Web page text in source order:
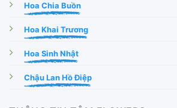
Hoa Chia Buồn
Hoa Khai Trương
Hoa Sinh Nhật
Chậu Lan Hồ Điệp